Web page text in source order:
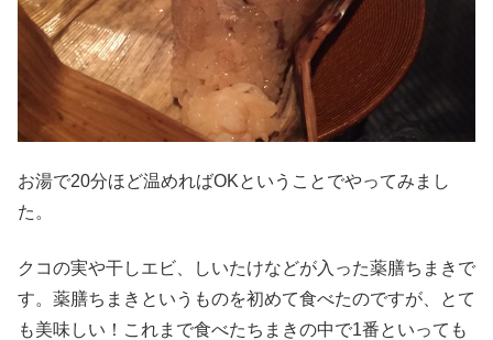
お湯で20分ほど温めればOKということでやってみまし
た。
クコの実や干しエビ、しいたけなどが入った薬膳ちまきで
す。薬膳ちまきというものを初めて食べたのですが、とて
も美味しい！これまで食べたちまきの中で1番といっても